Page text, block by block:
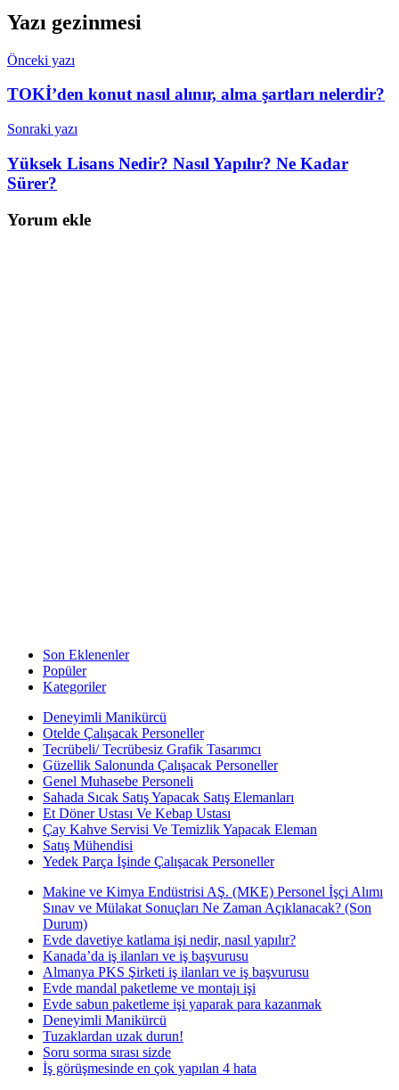
Yazı gezinmesi
Önceki yazı
TOKİ’den konut nasıl alınır, alma şartları nelerdir?
Sonraki yazı
Yüksek Lisans Nedir? Nasıl Yapılır? Ne Kadar
Sürer?
Yorum ekle
Son Eklenenler
Popüler
Kategoriler
Deneyimli Manikürcü
Otelde Çalışacak Personeller
Tecrübeli/ Tecrübesiz Grafik Tasarımcı
Güzellik Salonunda Çalışacak Personeller
Genel Muhasebe Personeli
Sahada Sıcak Satış Yapacak Satış Elemanları
Et Döner Ustası Ve Kebap Ustası
Çay Kahve Servisi Ve Temizlik Yapacak Eleman
Satış Mühendisi
Yedek Parça İşinde Çalışacak Personeller
Makine ve Kimya Endüstrisi AŞ. (MKE) Personel İşçi Alımı
Sınav ve Mülakat Sonuçları Ne Zaman Açıklanacak? (Son
Durum)
Evde davetiye katlama işi nedir, nasıl yapılır?
Kanada’da iş ilanları ve iş başvurusu
Almanya PKS Şirketi iş ilanları ve iş başvurusu
Evde mandal paketleme ve montajı işi
Evde sabun paketleme işi yaparak para kazanmak
Deneyimli Manikürcü
Tuzaklardan uzak durun!
Soru sorma sırası sizde
İş görüşmesinde en çok yapılan 4 hata